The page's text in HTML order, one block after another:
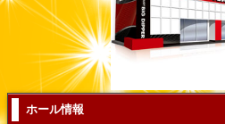
ホール情報